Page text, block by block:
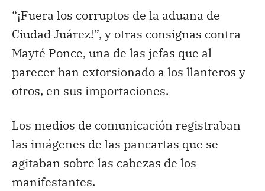
“¡Fuera los corruptos de la aduana de
Ciudad Juárez!”, y otras consignas contra
Mayté Ponce, una de las jefas que al
parecer han extorsionado a los llanteros y
otros, en sus importaciones.
Los medios de comunicación registraban
las imágenes de las pancartas que se
agitaban sobre las cabezas de los
manifestantes.